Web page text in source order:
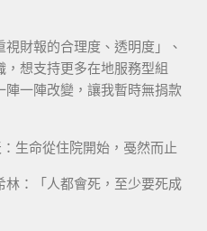
視財報的合理度、透明度」、
，想支持更多在地服務型組
一陣改變，讓我暫時無捐款
生命從住院開始，戞然而止
：「人都會死，至少要死成